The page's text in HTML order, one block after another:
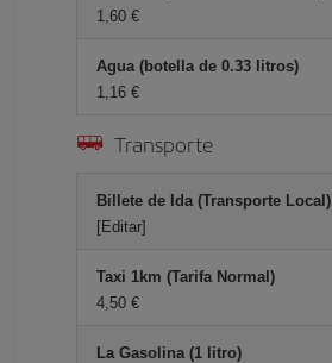
1,60 €
Agua (botella de 0.33 litros)
1,16 €
Transporte
Billete de Ida (Transporte Local)
[Editar]
Taxi 1km (Tarifa Normal)
4,50 €
La Gasolina (1 litro)